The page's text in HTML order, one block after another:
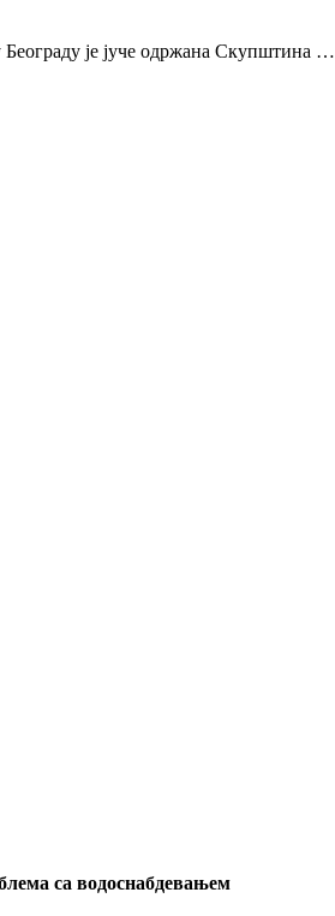
Београду је јуче одржана Скупштина …
са водоснабдевањем